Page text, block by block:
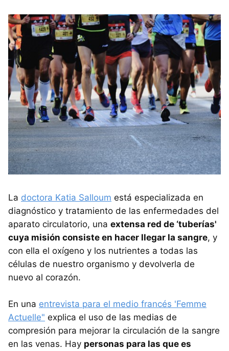
La doctora Katia Salloum está especializada en
diagnóstico y tratamiento de las enfermedades del
aparato circulatorio, una extensa red de ‘tuberías'
cuya misión consiste en hacer llegar la sangre, y
con ella el oxígeno y los nutrientes a todas las
células de nuestro organismo y devolverla de
nuevo al corazón.
En una entrevista para el medio francés 'Femme
Actuelle" explica el uso de las medias de
compresión para mejorar la circulación de la sangre
en las venas. Hay personas para las que es